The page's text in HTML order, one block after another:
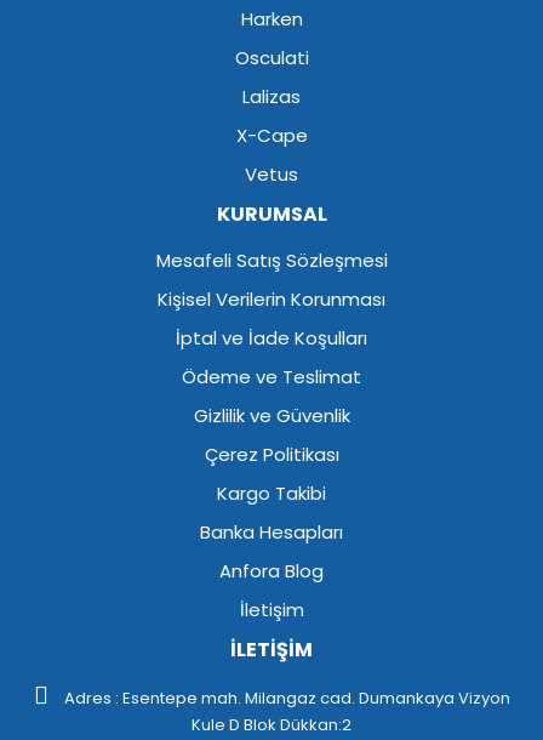
Harken
Osculati
Lalizas
X-Cape
Vetus
KURUMSAL
Mesafeli Satış Sözleşmesi
Kişisel Verilerin Korunması
İptal ve İade Koşulları
Ödeme ve Teslimat
Gizlilik ve Güvenlik
Çerez Politikası
Kargo Takibi
Banka Hesapları
Anfora Blog
İletişim
İLETİŞİM
Adres : Esentepe mah. Milangaz cad. Dumankaya Vizyon
Kule D Blok Dükkan:2